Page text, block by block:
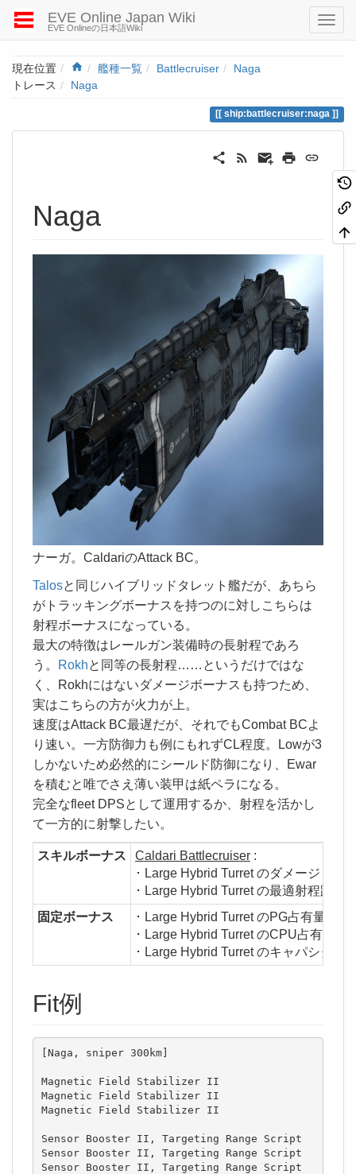
EVE Online Japan Wiki
EVE Onlineの日本語Wiki
現在位置 Home
艦種一覧 Battlecruiser
Naga
トレース
Naga
ship:battlecruiser:naga
Naga
ナーガ。CaldariのAttack BC。
Talosと同じハイブリッドタレット艦だが、あちら
がトラッキングボーナスを持つのに対しこちらは
射程ボーナスになっている。
最大の特徴はレールガン装備時の長射程であろ
う。
Rokhと同等の長射程……というだけではな
く、Rokhにはないダメージボーナスも持つため、
実はこちらの方が火力が上。
速度はAttack BC最遅だが、それでもCombat BCよ
り速い。一方防御力も例にもれずCL程度。Lowが3
しかないため必然的にシールド防御になり、Ewar
を積むと唯でさえ薄い装甲は紙ペラになる。
完全なfleet DPSとして運用するか、射程を活かし
て一方的に射撃したい。
スキルボーナス Caldari Battlecruiser :
･ Large Hybrid Turret のダメージ +5%/
･ Large Hybrid Turret の最適射程距離
固定ボーナス
･ Large Hybrid Turret のPG占有量 -
･ Large Hybrid Turret のCPU占有量 -
･ Large Hybrid Turret のキャパシタ消
Fit例
[Naga, sniper 300km]
Magnetic Field Stabilizer II
Magnetic Field Stabilizer II
Magnetic Field Stabilizer II
Sensor Booster II, Targeting Range Script
Sensor Booster II, Targeting Range Script
Sensor Booster II, Targeting Range Script